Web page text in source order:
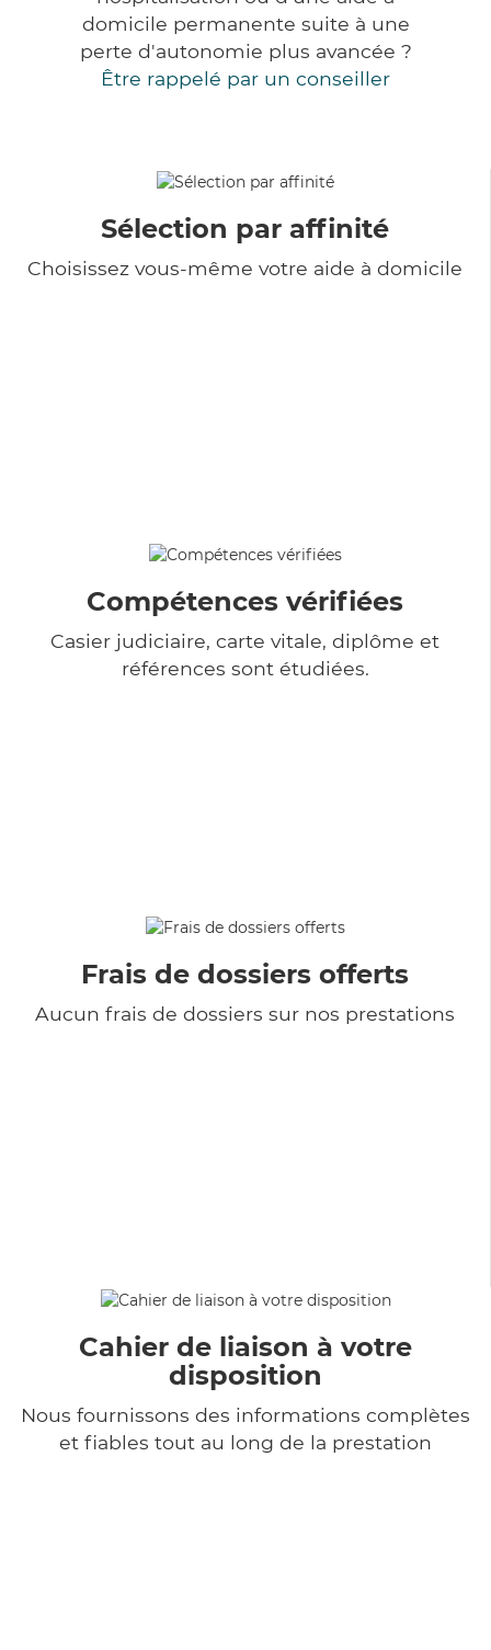
domicile permanente suite à une
perte d'autonomie plus avancée ?
Être rappelé par un conseiller
Sélection par affinité
Choisissez vous-même votre aide à domicile
Compétences vérifiées
Casier judiciaire, carte vitale, diplôme et
références sont étudiées.
Frais de dossiers offerts
Aucun frais de dossiers sur nos prestations
Cahier de liaison à votre
disposition
Nous fournissons des informations complètes
et fiables tout au long de la prestation